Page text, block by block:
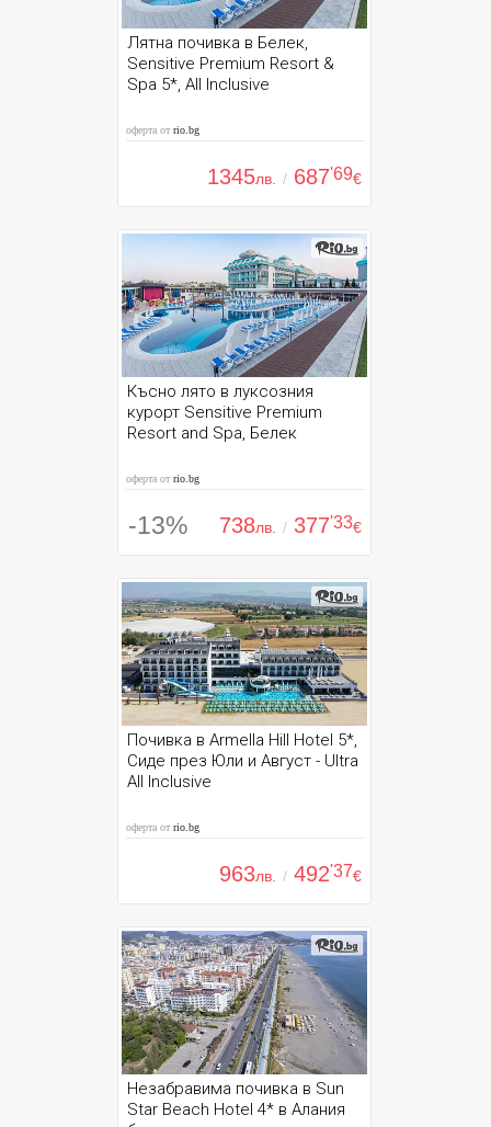
Лятна почивка в Белек,
Sensitive Premium Resort &
Spa 5*, All Inclusive
оферта отrio.bg
1345лв. / 687'69€
Късно лято в луксозния
курорт Sensitive Premium
Resort and Spa, Белек
оферта отrio.bg
-13% 738лв. / 377'33€
Почивка в Armella Hill Hotel 5*,
Сиде през Юли и Август - Ultra
All Inclusive
оферта отrio.bg
963лв. / 492'37€
Незабравима почивка в Sun
Star Beach Hotel 4* в Алания